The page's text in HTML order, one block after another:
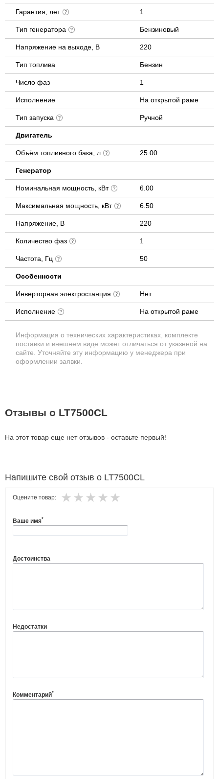
Гарантия, лет 1
Тип генератора Бензиновый
Напряжение на выходе, В 220
Тип топлива Бензин
Число фаз 1
Исполнение На открытой раме
Тип запуска Ручной
Двигатель
Объём топливного бака, л 25.00
Генератор
Номинальная мощность, кВт 6.00
Максимальная мощность, кВт 6.50
Напряжение, В 220
Количество фаз 1
Частота, Гц 50
Особенности
Инверторная электростанция Нет
Исполнение На открытой раме
Информация о технических характеристиках, комплекте
поставки и внешнем виде может отличаться от указнной на
сайте. Уточняйте эту информацию у менеджера при
оформлении заявки.
Отзывы о LT7500CL
На этот товар еще нет отзывов - оставьте первый!
Напишите свой отзыв о LT7500CL
Оцените товар:
Ваше имя*
Достоинства
Недостатки
Комментарий*